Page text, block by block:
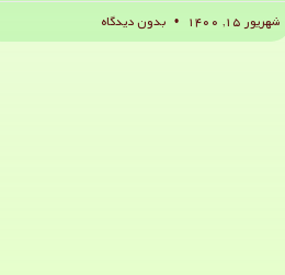
شهریور ۱۵, ۱۴۰۰
بدون دیدگاه